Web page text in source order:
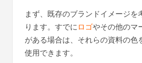
まず、既存のブランドイメージを
ります。すでにロゴやその他のマ
がある場合は、それらの資料の色
使用できます。